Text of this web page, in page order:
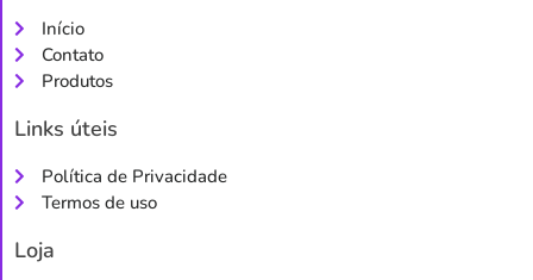
Início
Contato
Produtos
Links úteis
Política de Privacidade
Termos de uso
Loja